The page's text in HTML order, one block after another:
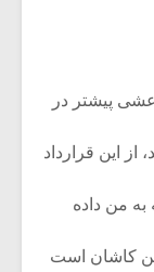
پیشتر در
از این قرارداد
من داده
کاشان است